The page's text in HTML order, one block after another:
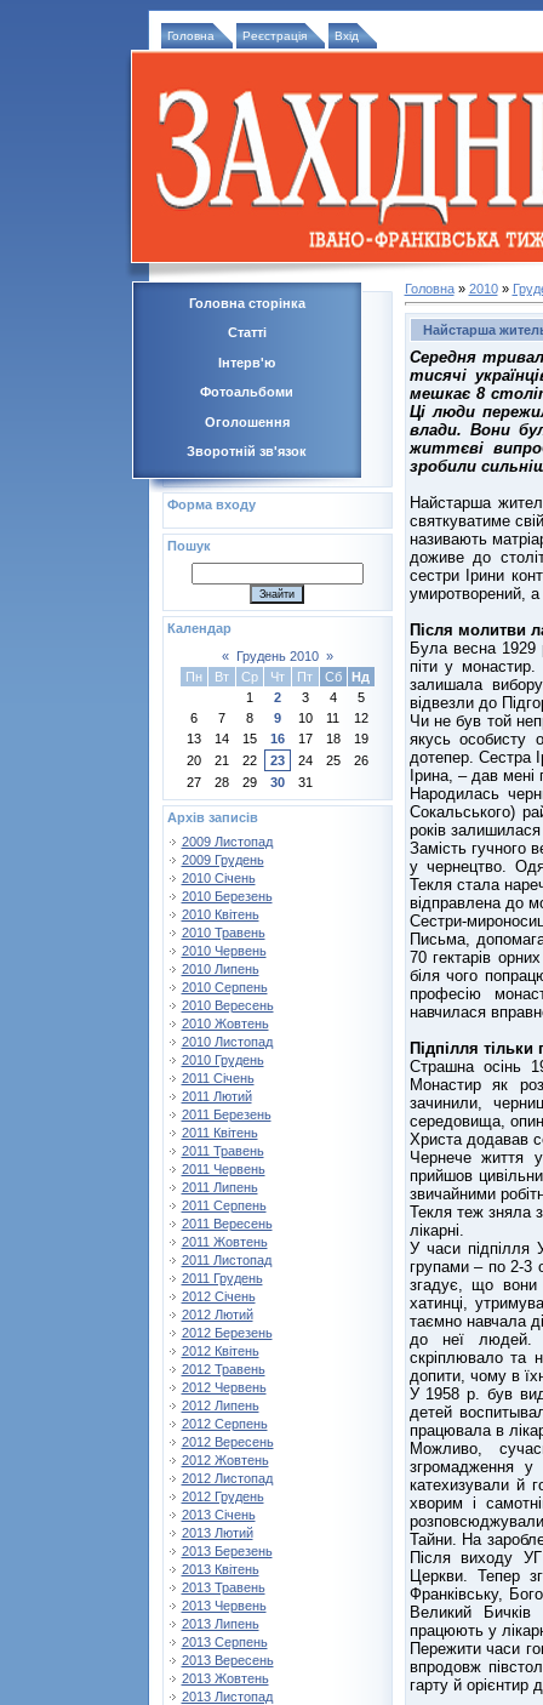
Головна Реєстрація Вхід
Головна сторінка
Статті
Інтерв'ю
Фотоальбоми
Оголошення
Зворотній зв'язок
Форма входу
Пошук
Календар
«
Грудень 2010 »
Пн
Вт Ср Чт Пт Сб
Нд
1
2 3 4
5
6
7 8 9 10 11
12
13
14 15 16 17 18
19
20
21 22 23 24 25
26
27
28 29 30 31
Архів записів
2009 Листопад
2009 Грудень
2010 Січень
2010 Березень
2010 Квітень
2010 Травень
2010 Червень
2010 Липень
2010 Серпень
2010 Вересень
2010 Жовтень
2010 Листопад
2010 Грудень
2011 Січень
2011 Лютий
2011 Березень
2011 Квітень
2011 Травень
2011 Червень
2011 Липень
2011 Серпень
2011 Вересень
2011 Жовтень
2011 Листопад
2011 Грудень
2012 Січень
2012 Лютий
2012 Березень
2012 Квітень
2012 Травень
2012 Червень
2012 Липень
2012 Серпень
2012 Вересень
2012 Жовтень
2012 Листопад
2012 Грудень
2013 Січень
2013 Лютий
2013 Березень
2013 Квітень
2013 Травень
2013 Червень
2013 Липень
2013 Серпень
2013 Вересень
2013 Жовтень
2013 Листопад
Головна» 2010 »
Найстарша
Середня
тисячі
мешкає 8
Ці люди
влади. Вони
життєві
зробили
Найстарша
святкуватиме
називають
доживе до
сестри Ірини
умиротворений,
Після молитви
Була весна 1929
піти у
залишала
відвезли до
Чи не був той
якусь особисту
дотепер. Сестра
Ірина, – дав
Народилась
Сокальського)
років
Замість гучного
у чернецтво.
Текля стала
відправлена до
Сестри-
Письма,
70 гектарів
біля чого
професію
навчилася
Підпілля тільки
Страшна осінь
Монастир як
зачинили,
середовища,
Христа додавав
Чернече життя
прийшов
звичайними
Текля теж зняла
лікарні.
У часи підпілля
групами – по 2-3
згадує, що вони
хатинці,
таємно навчала
до неї людей.
скріплювало та
допити, чому в
У 1958 р. був
детей
працювала в
Можливо,
згромадження у
катехизували й
хворим і
Тайни. На
Після виходу
Церкви. Тепер
Франківську,
Великий Бичків
працюють у
Пережити часи
впродовж
гарту й орієнтир